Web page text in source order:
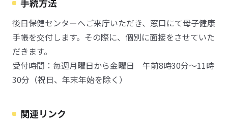
後日保健センターへご来庁いただき、窓口にて母子健康
手帳を交付します。その際に、個別に面接をさせていた
だきます。
受付時間：毎週月曜日から金曜日 午前8時30分～11時
30分（祝日、年末年始を除く）
関連リンク